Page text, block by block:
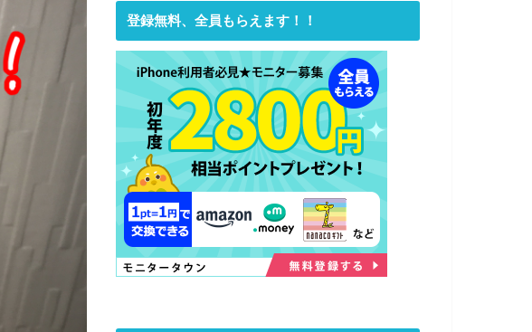
登録無料、全員もらえます！！